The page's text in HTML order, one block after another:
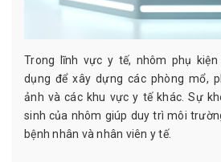
Trong lĩnh vực y tế, nhôm phụ
dụng để xây dựng các phòng mổ,
ảnh và các khu vực y tế khác. Sự
sinh của nhôm giúp duy trì môi
bệnh nhân và nhân viên y tế.